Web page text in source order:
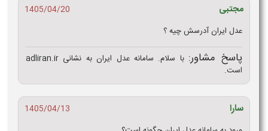
مجتبی
1405/04/20
عدل ایران آدرسش چیه ؟
پاسخ مشاور:
با سلام. سامانه عدل ایران به نشانی adliran.ir
است.
سارا
1405/04/13